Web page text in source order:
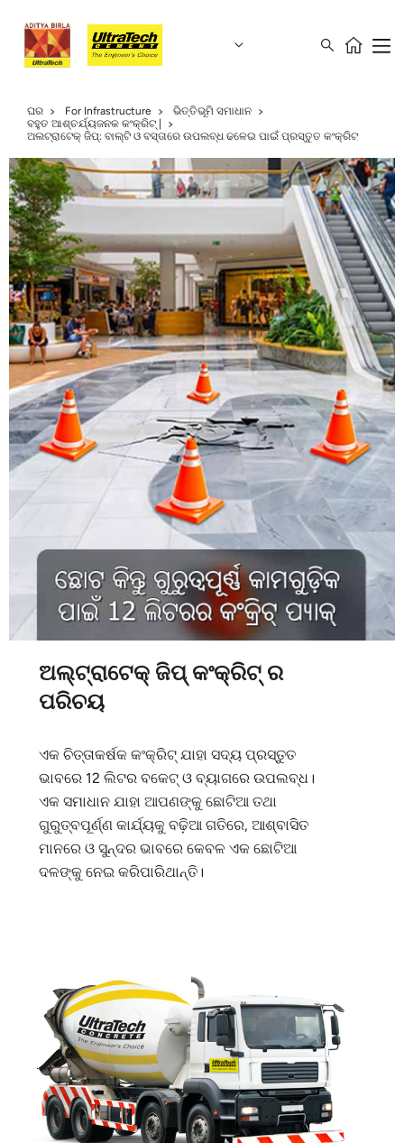
ଘର For Infrastructure
ଭିତ୍ତିଭୂମି ସମାଧାନ
ବହୁତ ଆଶ୍ଚର୍ଯ୍ୟଜନକ କଂକ୍ରିଟ୍ |
ଅଲଟ୍ରାଟେକ୍ ଜିପ୍: ବାଲ୍ଟି ଓ ବସ୍ତାରେ ଉପଲବ୍ଧ ଢଳେଇ ପାଇଁ ପ୍ରସ୍ତୁତ କଂକ୍ରିଟ୍
ଅଲ୍ଟ୍ରାଟେକ୍ ଜିପ୍ କଂକ୍ରିଟ୍‌ ର
ପରିଚୟ
ଏକ ଚିତ୍ତାକର୍ଷକ କଂକ୍ରିଟ୍ ଯାହା ସଦ୍ୟ ପ୍ରସ୍ତୁତ
ଭାବରେ 12 ଲିଟର ବକେଟ୍ ଓ ବ୍ୟାଗରେ ଉପଲବ୍ଧ।
ଏକ ସମାଧାନ ଯାହା ଆପଣଙ୍କୁ ଛୋଟିଆ ତଥା
ଗୁରୁତ୍ବପୂର୍ଣ୍ଣ କାର୍ଯ୍ୟକୁ ବଢ଼ିଆ ଗତିରେ, ଆଶ୍ବାସିତ
ମାନରେ ଓ ସୁନ୍ଦର ଭାବରେ କେବଳ ଏକ ଛୋଟିଆ
ଦଳଙ୍କୁ ନେଇ କରିପାରିଥାନ୍ତି।